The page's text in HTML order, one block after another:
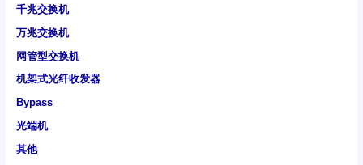
千兆交换机
万兆交换机
网管型交换机
机架式光纤收发器
Bypass
光端机
其他